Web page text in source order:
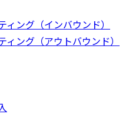
ング（インバウンド）
ング（アウトバウンド）